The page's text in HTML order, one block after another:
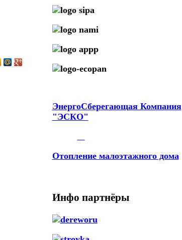
ЭнергоСберегающая Компания
"ЭСКО"
Отопление малоэтажного дома
Инфо партнёры